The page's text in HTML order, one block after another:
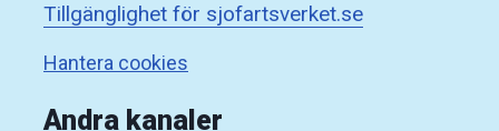
Tillgänglighet för sjofartsverket.se
Hantera cookies
Andra kanaler